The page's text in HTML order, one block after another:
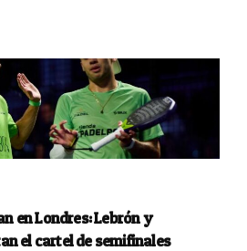
en Londres: Lebrón y
el cartel de semifinales